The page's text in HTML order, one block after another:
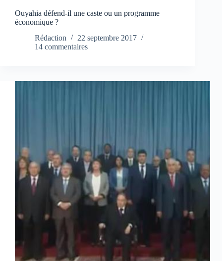
Ouyahia défend-il une caste ou un programme
économique ?
Rédaction
22 septembre 2017
14 commentaires